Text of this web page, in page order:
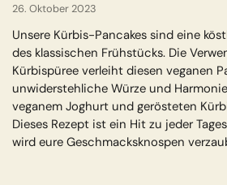
26. Oktober 2023
Unsere Kürbis-Pancakes sind eine
des klassischen Frühstücks. Die
Kürbispüree verleiht diesen veganen
unwiderstehliche Würze und
veganem Joghurt und gerösteten
Dieses Rezept ist ein Hit zu jeder
wird eure Geschmacksknospen